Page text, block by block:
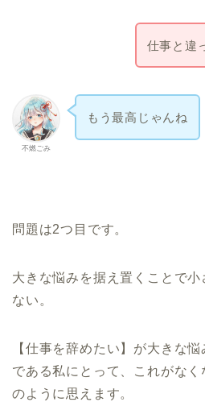
仕事と違
不燃ごみ
もう最高じゃんね
問題は2つ目です。
大きな悩みを据え置くことで
ない。
【仕事を辞めたい】が大きな
である私にとって、これがな
のように思えます。